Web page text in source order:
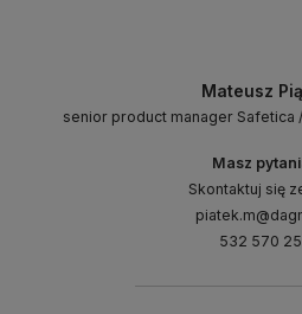
Mateusz
senior product manager Safetica
Masz
Skontaktuj się
532 570